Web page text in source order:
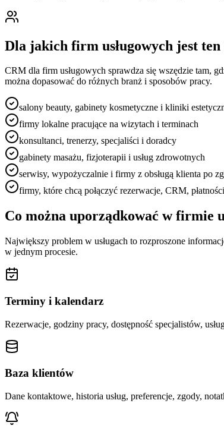
Dla jakich firm usługowych jest
CRM dla firm usługowych sprawdza się wszędzie tam,
można dopasować do różnych branż i sposobów pracy.
salony beauty, gabinety kosmetyczne i kliniki
firmy lokalne pracujące na wizytach i terminach
konsultanci, trenerzy, specjaliści i doradcy
gabinety masażu, fizjoterapii i usług zdrowotnych
serwisy, wypożyczalnie i firmy z obsługą klienta po
firmy, które chcą połączyć rezerwacje, CRM,
Co można uporządkować w firmie
Największy problem w usługach to rozproszone
w jednym procesie.
Terminy i kalendarz
Rezerwacje, godziny pracy, dostępność specjalistów,
Baza klientów
Dane kontaktowe, historia usług, preferencje, zgody,